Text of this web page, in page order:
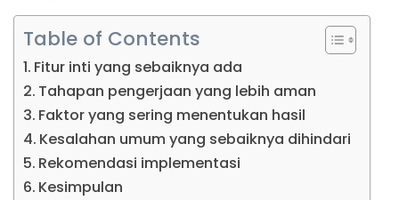
Table of Contents
Fitur inti yang sebaiknya ada
Tahapan pengerjaan yang lebih aman
Faktor yang sering menentukan hasil
Kesalahan umum yang sebaiknya dihindari
Rekomendasi implementasi
Kesimpulan